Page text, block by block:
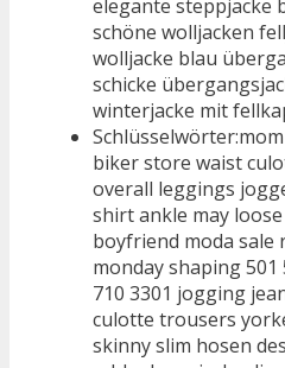
elegante steppjacke
schöne wolljacken
wolljacke blau
schicke
winterjacke mit
biker store waist
overall leggings
shirt ankle may
boyfriend moda sale
monday shaping 501
710 3301 jogging
culotte trousers
skinny slim hosen